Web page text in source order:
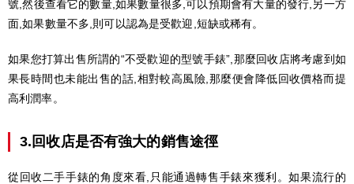
號,然後查看它的數量,如果數量很多,可以預期會有大量的發行,另一方
面,如果數量不多,則可以認為是受歡迎,短缺或稀有。
如果您打算出售所謂的“不受歡迎的型號手錶”,那麼回收店將考慮到如
果長時間也未能出售的話,相對較高風險,那麼便會降低回收價格而提
高利潤率。
3.回收店是否有強大的銷售途徑
從回收二手手錶的角度來看,只能通過轉售手錶來獲利。如果流行的